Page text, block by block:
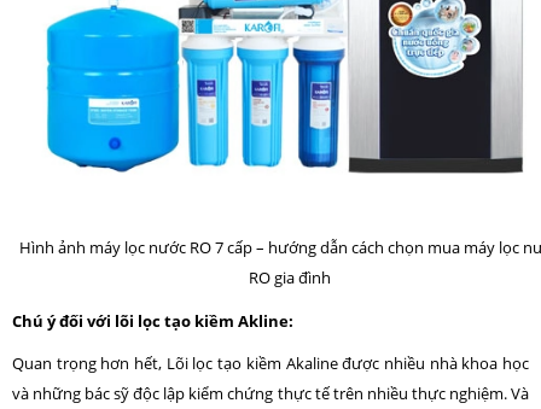
Hình ảnh máy lọc nước RO 7 cấp – hướng dẫn cách chọn mua máy lọc
RO gia đình
Chú ý đối với lõi lọc tạo kiềm Akline:
Quan trọng hơn hết, Lõi lọc tạo kiềm Akaline được nhiều nhà khoa học
và những bác sỹ độc lập kiểm chứng thực tế trên nhiều thực nghiệm. Và